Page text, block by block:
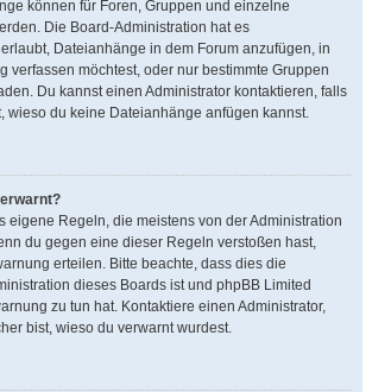
können für Foren, Gruppen und einzelne
Die Board-Administration hat es
Dateianhänge in dem Forum anzufügen, in
verfassen möchtest, oder nur bestimmte Gruppen
Du kannst einen Administrator kontaktieren, falls
wieso du keine Dateianhänge anfügen kannst.
eigene Regeln, die meistens von der Administration
du gegen eine dieser Regeln verstoßen hast,
erteilen. Bitte beachte, dass dies die
dieses Boards ist und phpBB Limited
zu tun hat. Kontaktiere einen Administrator,
bist, wieso du verwarnt wurdest.